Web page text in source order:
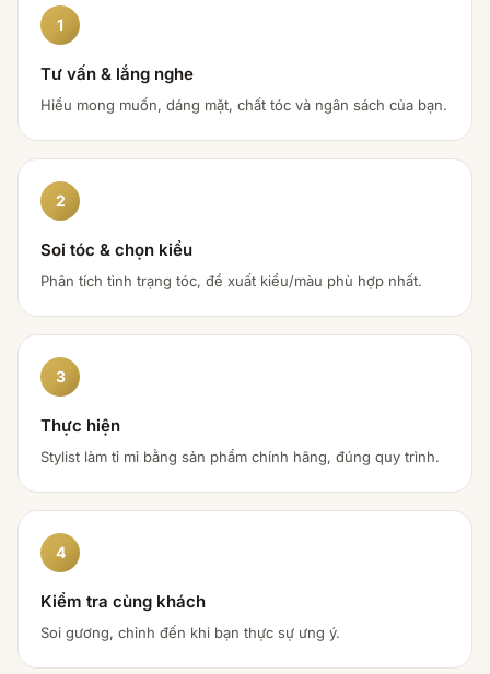
1
Tư vấn & lắng nghe
Hiểu mong muốn, dáng mặt, chất tóc và ngân sách của bạn.
2
Soi tóc & chọn kiểu
Phân tích tình trạng tóc, đề xuất kiểu/màu phù hợp nhất.
3
Thực hiện
Stylist làm tỉ mỉ bằng sản phẩm chính hãng, đúng quy trình.
4
Kiểm tra cùng khách
Soi gương, chỉnh đến khi bạn thực sự ưng ý.